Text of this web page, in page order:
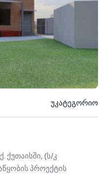
უკატეგორიო
ქუთაისში, (ს/კ
პროექტის